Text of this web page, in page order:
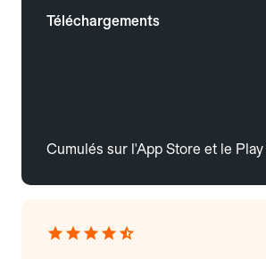
Téléchargements
Cumulés sur l'App Store et le